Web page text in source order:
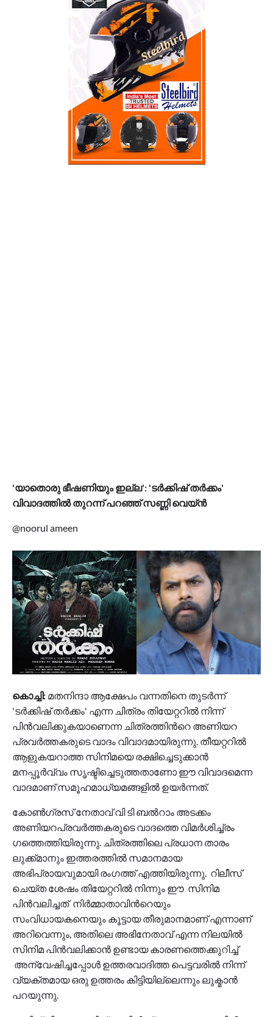
'യാതൊരു ഭീഷണിയും ഇല്ല': 'ടര്‍ക്കിഷ് തര്‍ക്കം'
വിവാദത്തില്‍ തുറന്ന് പറഞ്ഞ് സണ്ണി വെയ്ന്‍
@noorul ameen
കൊച്ചി: മതനിന്ദാ ആക്ഷേപം വന്നതിനെ തുടര്‍ന്ന്
'ടര്‍ക്കിഷ് തര്‍ക്കം' എന്ന ചിത്രം തിയേറ്ററില്‍ നിന്ന്
പിന്‍വലിക്കുകയാണെന്ന ചിത്രത്തിന്‍റെ അണിയറ
പ്രവര്‍ത്തകരുടെ വാദം വിവാദമായിരുന്നു. തീയറ്ററില്‍
ആളുകയറാത്ത സിനിമയെ രക്ഷിച്ചെടുക്കാന്‍
മനപ്പൂര്‍വ്വം സൃഷ്ടിച്ചെടുത്തതാണോ ഈ വിവാദമെന്ന
വാദമാണ് സമൂഹമാധ്യമങ്ങളില്‍ ഉയര്‍ന്നത്.
കോണ്‍ഗ്രസ് നേതാവ് വി ടി ബല്‍റാം അടക്കം
അണിയറപ്രവര്‍ത്തകരുടെ വാദത്തെ വിമര്‍ശിച്ച്രം
ഗത്തെത്തിയിരുന്നു. ചിത്രത്തിലെ പ്രധാന താരം
ലുക്ക്മാനും ഇത്തരത്തില്‍ സമാനമായ
അഭിപ്രായവുമായി രംഗത്ത് എത്തിയിരുന്നു. റിലീസ്
ചെയ്ത ശേഷം തിയേറ്ററിൽ നിന്നും ഈ സിനിമ
പിൻവലിച്ചത് നിർമ്മാതാവിന്‍റെയും
സംവിധായകനെയും കൂട്ടായ തീരുമാനമാണ് എന്നാണ്
അറിവെന്നും, അതിലെ അഭിനേതാവ് എന്ന നിലയിൽ
സിനിമ പിൻവലിക്കാൻ ഉണ്ടായ കാരണത്തെക്കുറിച്ച്
അന്വേഷിച്ചപ്പോൾ ഉത്തരവാദിത്ത പെട്ടവരിൽ നിന്ന്
വ്യക്തമായ ഒരു ഉത്തരം കിട്ടിയില്ലെന്നും ലുക്മാന്‍
പറയുന്നു.